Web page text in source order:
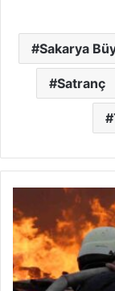
Sakarya
Satranç
Büyükşehir
dikkat
çeken
veriyi
paylaştı:
“Son